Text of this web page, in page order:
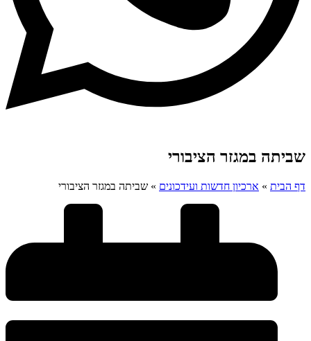
שביתה במגזר הציבורי
דף הבית » ארכיון חדשות ועידכונים » שביתה במגזר הציבורי